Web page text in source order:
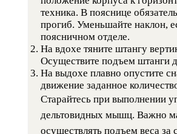
техника. В пояснице
прогиб. Уменьшайте наклон,
поясничном отделе.
На вдохе тяните штангу
Осуществите подъем штанги
На выдохе плавно опустите
движение заданное
Старайтесь при выполнении
дельтовидных мышц. Важно
осуществлять подъем веса за